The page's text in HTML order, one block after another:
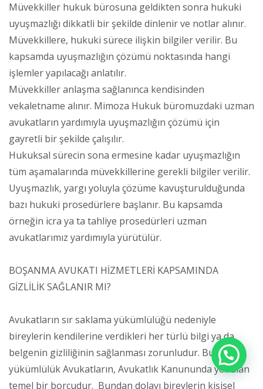
Müvekkiller hukuk bürosuna geldikten sonra hukuki
uyuşmazlığı dikkatli bir şekilde dinlenir ve notlar alınır.
Müvekkillere, hukuki sürece ilişkin bilgiler verilir. Bu
kapsamda uyuşmazlığın çözümü noktasında hangi
işlemler yapılacağı anlatılır.
Müvekkiller anlaşma sağlanınca kendisinden
vekaletname alınır. Mimoza Hukuk büromuzdaki uzman
avukatların yardımıyla uyuşmazlığın çözümü için
gayretli bir şekilde çalışılır.
Hukuksal sürecin sona ermesine kadar uyuşmazlığın
tüm aşamalarında müvekkillerine gerekli bilgiler verilir.
Uyuşmazlık, yargı yoluyla çözüme kavuşturulduğunda
bazı hukuki prosedürlere başlanır. Bu kapsamda
örneğin icra ya ta tahliye prosedürleri uzman
avukatlarımız yardımıyla yürütülür.
BOŞANMA AVUKATI HİZMETLERİ KAPSAMINDA
GİZLİLİK SAĞLANIR MI?
Avukatların sır saklama yükümlülüğü nedeniyle
bireylerin kendilerine verdikleri her türlü bilgi ya da
belgenin gizliliğinin sağlanması zorunludur. Bu
yükümlülük Avukatların, Avukatlık Kanununda yer alan
temel bir borcudur. Bundan dolayı bireylerin kişisel